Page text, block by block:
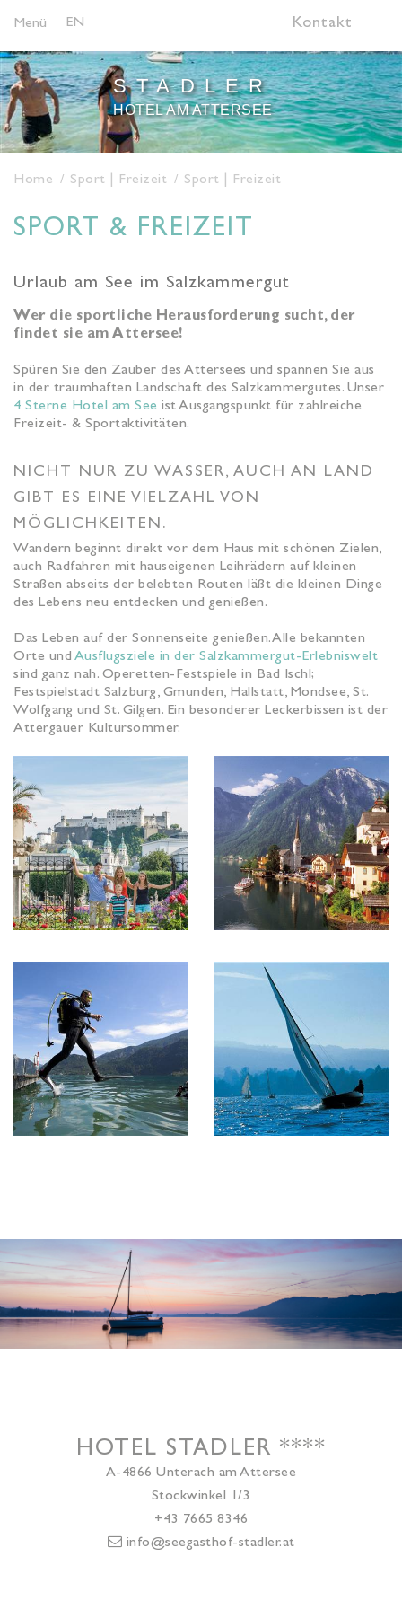
STADLER
HOTEL AM ATTERSEE
Home Sport | Freizeit Sport | Freizeit
SPORT & FREIZEIT
Urlaub am See im Salzkammergut
Wer die sportliche Herausforderung sucht, der
findet sie am Attersee!
Spüren Sie den Zauber des Attersees und spannen Sie aus
in der traumhaften Landschaft des Salzkammergutes. Unser
4 Sterne Hotel am See ist Ausgangspunkt für zahlreiche
Freizeit- & Sportaktivitäten.
NICHT NUR ZU WASSER, AUCH AN LAND
GIBT ES EINE VIELZAHL VON
MÖGLICHKEITEN.
Wandern beginnt direkt vor dem Haus mit schönen Zielen,
auch Radfahren mit hauseigenen Leihrädern auf kleinen
Straßen abseits der belebten Routen läßt die kleinen Dinge
des Lebens neu entdecken und genießen.
Das Leben auf der Sonnenseite genießen. Alle bekannten
Orte und Ausflugsziele in der Salzkammergut-Erlebniswelt
sind ganz nah. Operetten-Festspiele in Bad Ischl;
Festspielstadt Salzburg, Gmunden, Hallstatt, Mondsee, St.
Wolfgang und St. Gilgen. Ein besonderer Leckerbissen ist der
Attergauer Kultursommer.
HOTEL STADLER ****
A-4866 Unterach am Attersee
Stockwinkel 1/3
+43 7665 8346
info@seegasthof-stadler.at
Menü EN Kontakt